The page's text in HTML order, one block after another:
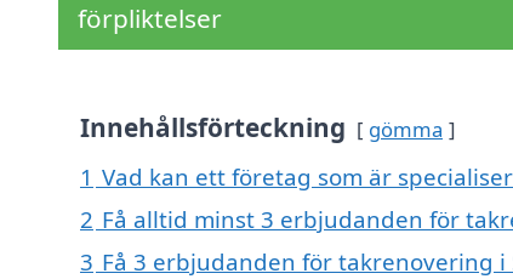
förpliktelser
Innehållsförteckning gömma
1 Vad kan ett företag som är
2 Få alltid minst 3 erbjudanden för
3 Få 3 erbjudanden för takrenovering